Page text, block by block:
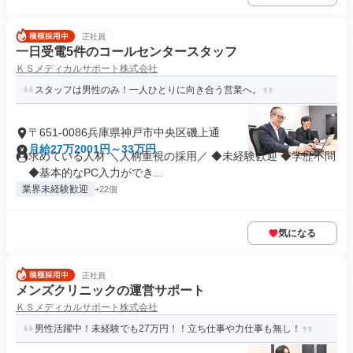
正社員
一日受電5件のコールセンタースタッフ
ＫＳメディカルサポート株式会社
スタッフは男性のみ！一人ひとりに向き合う営業へ。
〒651-0086兵庫県神戸市中央区磯上通
月給27万2001円～33万円
求めている人材 ＼人柄重視の採用／ ◆未経験歓迎 ◆学歴不問
◆基本的なPC入力ができ...
業界未経験歓迎 +22個
気になる
正社員
メンズクリニックの運営サポート
ＫＳメディカルサポート株式会社
男性活躍中！未経験でも27万円！！立ち仕事や力仕事も無し！